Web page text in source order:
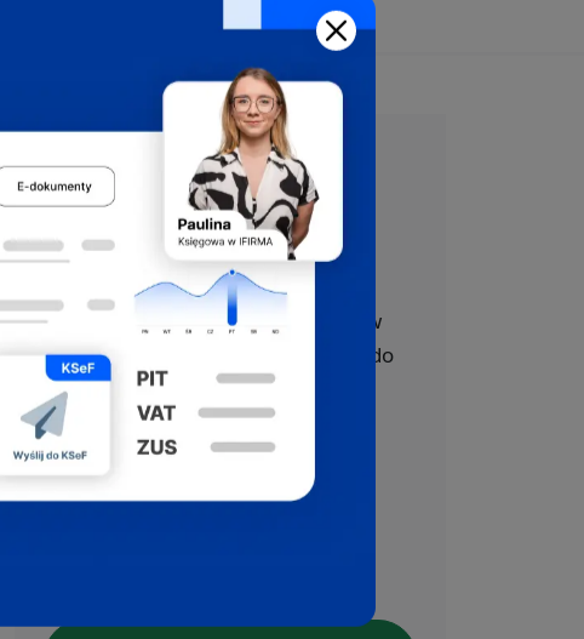
Załóż firmę
bezpłatnie
z pomocą ekspertów
Oferujemy bezpłatne wsparcie w
całym procesie rejestracji firmy do
CEIDG, US, ZUS i VAT.
Skorzystaj z darmowej pomocy,
którą oferujemy w ramach
Ogólnopolskiego Programu